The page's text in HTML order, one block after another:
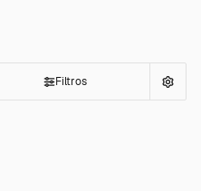
Filtros